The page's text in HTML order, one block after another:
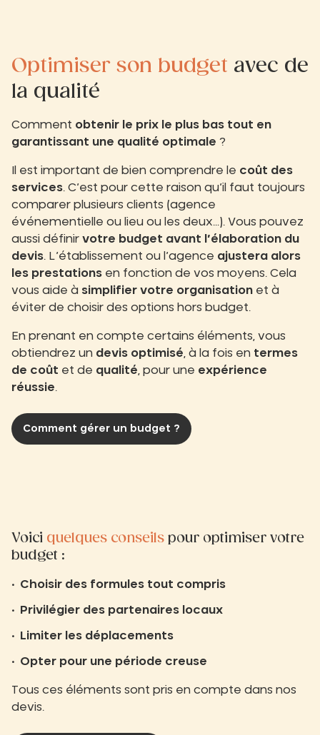
Optimiser son budget avec de
la qualité
Comment obtenir le prix le plus bas tout en
garantissant une qualité optimale ?
Il est important de bien comprendre le coût des
services. C’est pour cette raison qu’il faut toujours
comparer plusieurs clients (agence
événementielle ou lieu ou les deux…). Vous pouvez
aussi définir votre budget avant l’élaboration du
devis. L’établissement ou l’agence ajustera alors
les prestations en fonction de vos moyens. Cela
vous aide à simplifier votre organisation et à
éviter de choisir des options hors budget.
En prenant en compte certains éléments, vous
obtiendrez un devis optimisé , à la fois en termes
de coût et de qualité , pour une expérience
réussie.
Comment gérer un budget ?
Voici quelques conseils pour optimiser votre
budget :
Choisir des formules tout compris
Privilégier des partenaires locaux
Limiter les déplacements
Opter pour une période creuse
Tous ces éléments sont pris en compte dans nos
devis.